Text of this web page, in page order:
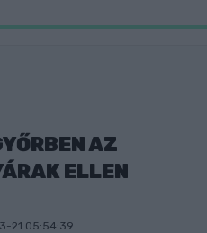
AZ
ELLEN
21 05:54:39